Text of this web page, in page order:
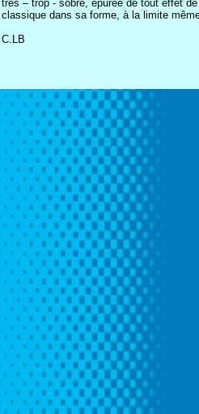
très – trop - sobre, épurée de tout effet
classique dans sa forme, à la limite
C.LB